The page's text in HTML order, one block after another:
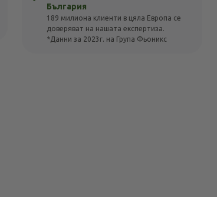
България
189 милиона клиенти в цяла Европа се
доверяват на нашата експертиза.
*Данни за 2023г. на Група Фьоникс